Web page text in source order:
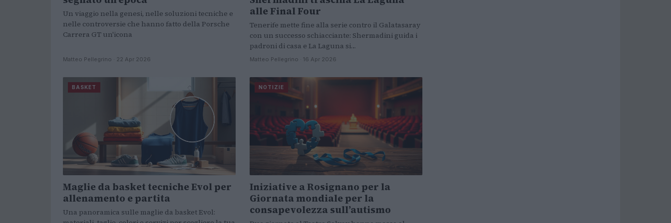
Un viaggio nella genesi, nelle soluzioni tecniche e
nelle controversie che hanno fatto della Porsche
Carrera GT un'icona
Matteo Pellegrino · 22 Apr 2026
alle Final Four
Tenerife mette fine alla serie contro il Galatasaray
con un successo schiacciante: Shermadini guida i
padroni di casa e La Laguna si…
Matteo Pellegrino · 16 Apr 2026
BASKET
Maglie da basket tecniche Evol per
allenamento e partita
Una panoramica sulle maglie da basket Evol:
NOTIZIE
Iniziative a Rosignano per la
Giornata mondiale per la
consapevolezza sull’autismo